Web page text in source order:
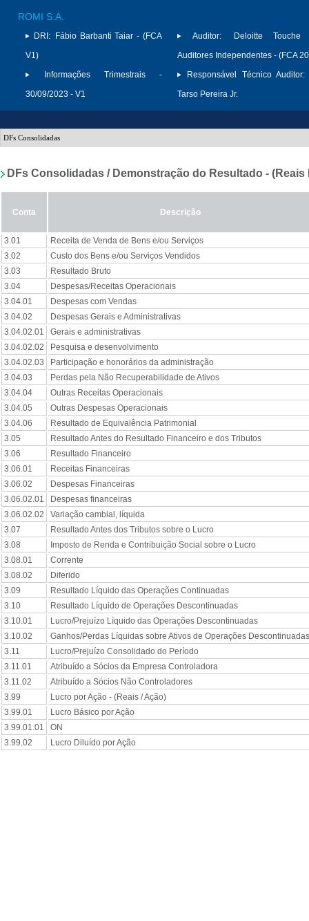
ROMI S.A.
DRI:
Fábio Barbanti Taiar - (FCA
V1)
Informações Trimestrais -
30/09/2023 - V1
Auditor:
Deloitte Touche
Auditores Independentes - (FCA
Responsável Técnico Auditor:
Tarso Pereira Jr.